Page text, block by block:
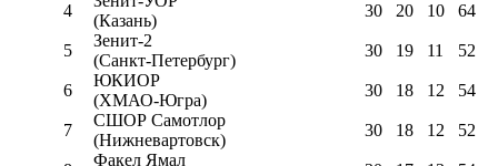
4
(Казань)
30 20 10 64
5
Зенит-2
(Санкт-Петербург)
30 19 11 52
6
ЮКИОР
(ХМАО-Югра)
30 18 12 54
7
СШОР Самотлор
(Нижневартовск)
30 18 12 52
Факел Ямал